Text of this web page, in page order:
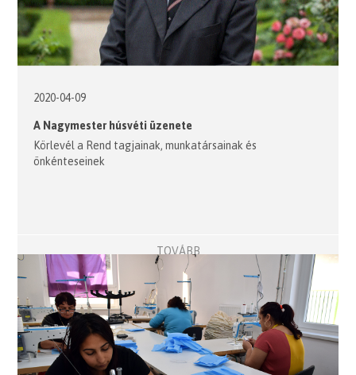
2020-04-09
A Nagymester húsvéti üzenete
Körlevél a Rend tagjainak, munkatársainak és
önkénteseinek
TOVÁBB